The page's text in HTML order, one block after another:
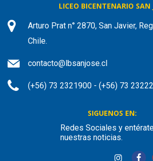
LICEO BICENTENARIO SAN
Arturo Prat n° 2870, San Javier,
Chile.
contacto@lbsanjose.cl
(+56) 73 2321900 - (+56) 73
SIGUENOS EN:
Redes Sociales y
nuestras noticias.